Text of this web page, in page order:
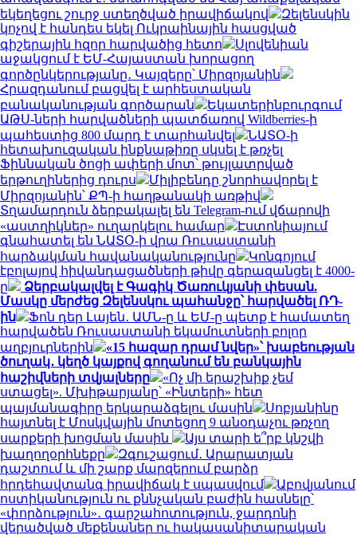
եկեղեցու շուրջ ստեղծված իրավիճակով
Զելենսկին
կոչով է հանդես եկել Ուկրաինային հասցված
գիշերային հզոր հարվածից հետո
Սլովենիան
աջակցում է ԵՄ-Հայաստան խորացող
գործընկերությանը․ Կայզերը՝ Միրզոյանին
Հրազդանում բացվել է արհեստական
բանականության գործարան
Եկատերինբուրգում
ԱԹՍ-ների հարվածների պատճառով Wildberries-ի
պահեստից 800 մարդ է տարհանվել
ՆԱՏՕ-ի
հետախուզական ինքնաթիռը սկսել է թռչել
Ֆիննական ծոցի ափերի մոտ՝ թույլատրված
երթուղիներից դուրս
Միլիբենդը շնորհավորել է
Միրզոյանին՝ ՔՊ-ի հաղթանակի առթիվ
Տղամարդուն ձերբակալել են Telegram-ում վճարովի
«աստղիկներ» ուղարկելու համար
Էստոնիայում
գնահատել են ՆԱՏՕ-ի վրա Ռուսաստանի
հարձակման հավանականությունը
Կոնգոյում
էբոլայով հիվանդացածների թիվը գերազանցել է 4000-
ը
Ձերբակալվել է Գագիկ Ծառուկյանի փեսան.
Մասկը մերժեց Զելենսկու պահանջը՝ հարվածել ՌԴ-
ին
Ֆոն դեր Լայեն․ ԱՄՆ-ը և ԵՄ-ը պետք է համատեղ
հարվածեն Ռուսաստանի եկամուտների բոլոր
աղբյուրներին
«15 հազար դրամ նվեր»՝ խաբեության
ծուղակ․ կեղծ կայքով գողանում են բանկային
հաշիվների տվյալները
«Ոչ մի երաշխիք չեմ
ստացել». Մխիթարյանը՝ «Ինտերի» հետ
պայմանագիրը երկարաձգելու մասին
Սոբյանինը
հայտնել է Մոսկվային մոտեցող 9 անօդաչու թռչող
սարքերի խոցման մասին
Այս տարի ե՞րբ կնշվի
խաղողօրհնեքը
Զգուշացում․ Արարատյան
դաշտում և մի շարք մարզերում բարձր
հրդեհավտանգ իրավիճակ է սպասվում
Աբովյանում
ոստիկանություն ու քննչական բաժին հասնելը՝
«փորձություն»․ գարշահոտություն, ջարդոնի
վերածված մեքենաներ ու հակասանիտարական